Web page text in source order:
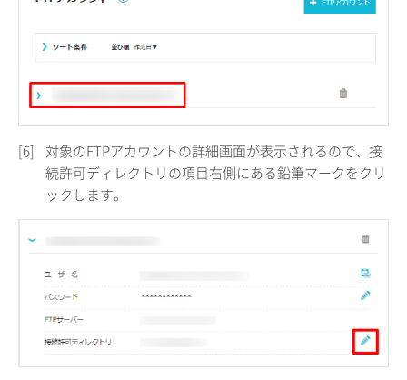
[6]
対象のFTPアカウントの詳細画面が表示されるので、接
続許可ディレクトリの項目右側にある鉛筆マークをクリ
ックします。